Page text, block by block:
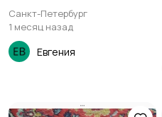
Санкт-Петербург
1 месяц назад
Евгения